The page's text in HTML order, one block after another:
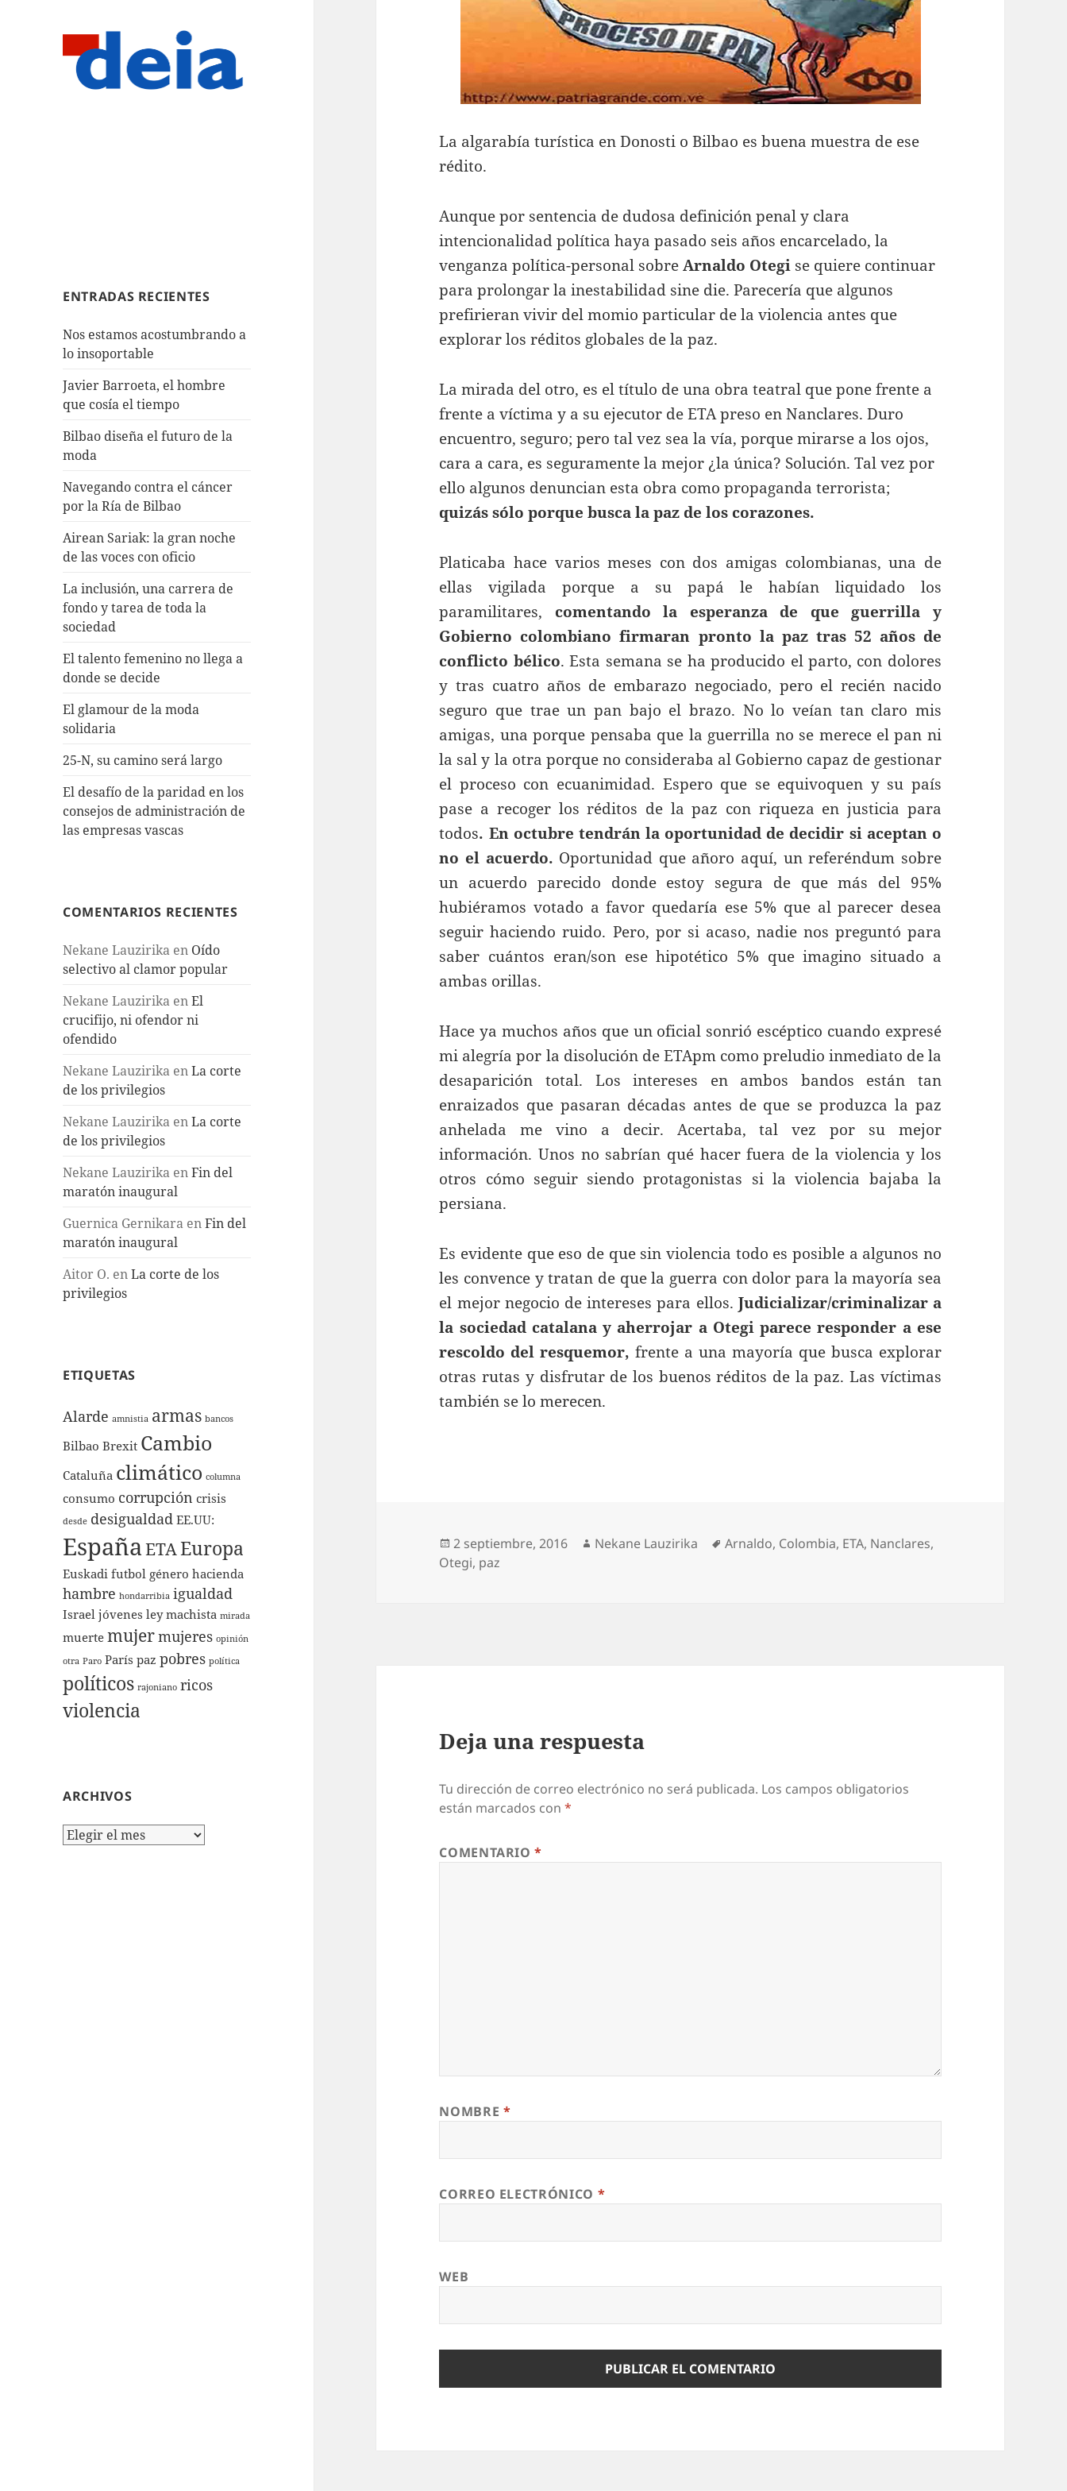
ENTRADAS RECIENTES
Nos estamos acostumbrando a
lo insoportable
Javier Barroeta, el hombre
que cosía el tiempo
Bilbao diseña el futuro de la
moda
Navegando contra el cáncer
por la Ría de Bilbao
Airean Sariak: la gran noche
de las voces con oficio
La inclusión, una carrera de
fondo y tarea de toda la
sociedad
El talento femenino no llega a
donde se decide
El glamour de la moda
solidaria
25-N, su camino será largo
El desafío de la paridad en los
consejos de administración de
las empresas vascas
COMENTARIOS RECIENTES
Nekane Lauzirika en Oído
selectivo al clamor popular
Nekane Lauzirika enEl
crucifijo, ni ofendor ni
ofendido
Nekane Lauzirika enLa corte
de los privilegios
Nekane Lauzirika enLa corte
de los privilegios
Nekane Lauzirika enFin del
maratón inaugural
Guernica Gernikara enFin del
maratón inaugural
Aitor O. enLa corte de los
privilegios
ETIQUETAS
Alarde amnistia armas bancos
Bilbao Brexit Cambio
Cataluña climático columna
consumo corrupción crisis
desde desigualdad EE.UU:
EspañaETAEuropa
Euskadi futbol género hacienda
hambre hondarribia igualdad
Israel jóvenes ley machista mirada
muerte mujermujeres opinión
otra Paro París paz pobres política
políticos rajoniano ricos
violencia
ARCHIVOS
Archivos
La algarabía turística en Donosti o Bilbao es buena muestra de ese
rédito.
Aunque por sentencia de dudosa definición penal y clara
intencionalidad política haya pasado seis años encarcelado, la
venganza política-personal sobreArnaldo Otegi se quiere continuar
para prolongar la inestabilidad sine die. Parecería que algunos
prefirieran vivir del momio particular de la violencia antes que
explorar los réditos globales de la paz.
La mirada del otro, es el título de una obra teatral que pone frente a
frente a víctima y a su ejecutor de ETA preso en Nanclares. Duro
encuentro, seguro; pero tal vez sea la vía, porque mirarse a los ojos,
cara a cara, es seguramente la mejor ¿la única? Solución. Tal vez por
ello algunos denuncian esta obra como propaganda terrorista;
quizás sólo porque busca la paz de los corazones.
Platicaba hace varios meses con dos amigas colombianas, una de
ellas vigilada porque a su papá le habían liquidado los
paramilitares, comentando la esperanza de que guerrilla y
Gobierno colombiano firmaran pronto la paz tras 52 años de
conflicto bélico. Esta semana se ha producido el parto, con dolores
y tras cuatro años de embarazo negociado, pero el recién nacido
seguro que trae un pan bajo el brazo. No lo veían tan claro mis
amigas, una porque pensaba que la guerrilla no se merece el pan ni
la sal y la otra porque no consideraba al Gobierno capaz de gestionar
el proceso con ecuanimidad. Espero que se equivoquen y su país
pase a recoger los réditos de la paz con riqueza en justicia para
todos. En octubre tendrán la oportunidad de decidir si aceptan o
no el acuerdo. Oportunidad que añoro aquí, un referéndum sobre
un acuerdo parecido donde estoy segura de que más del 95%
hubiéramos votado a favor quedaría ese 5% que al parecer desea
seguir haciendo ruido. Pero, por si acaso, nadie nos preguntó para
saber cuántos eran/son ese hipotético 5% que imagino situado a
ambas orillas.
Hace ya muchos años que un oficial sonrió escéptico cuando expresé
mi alegría por la disolución de ETApm como preludio inmediato de la
desaparición total. Los intereses en ambos bandos están tan
enraizados que pasaran décadas antes de que se produzca la paz
anhelada me vino a decir. Acertaba, tal vez por su mejor
información. Unos no sabrían qué hacer fuera de la violencia y los
otros cómo seguir siendo protagonistas si la violencia bajaba la
persiana.
Es evidente que eso de que sin violencia todo es posible a algunos no
les convence y tratan de que la guerra con dolor para la mayoría sea
el mejor negocio de intereses para ellos. Judicializar/criminalizar a
la sociedad catalana y aherrojar a Otegi parece responder a ese
rescoldo del resquemor, frente a una mayoría que busca explorar
otras rutas y disfrutar de los buenos réditos de la paz. Las víctimas
también se lo merecen.
Publicado
el
2 septiembre, 2016 Autor
Nekane Lauzirika Etiquetas
Arnaldo, Colombia, ETA, Nanclares,
Otegi, paz
Deja una respuesta
Tu dirección de correo electrónico no será publicada. Los campos obligatorios
están marcados con*
COMENTARIO*
NOMBRE *
CORREO ELECTRÓNICO *
WEB